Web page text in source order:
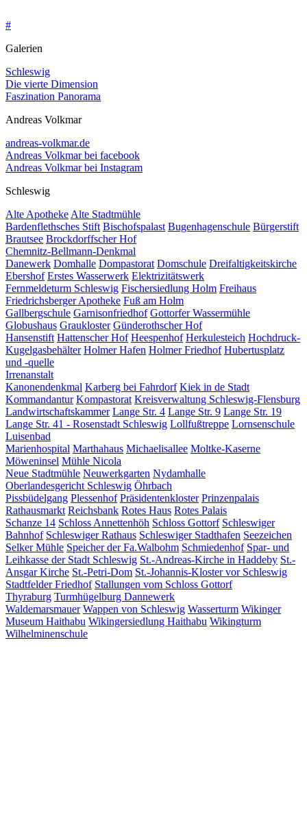
#
Galerien
Schleswig
Die vierte Dimension
Faszination Panorama
Andreas Volkmar
andreas-volkmar.de
Andreas Volkmar bei facebook
Andreas Volkmar bei Instagram
Schleswig
Alte ApothekeAlte Stadtmühle
Bardenflethsches Stift Bischofspalast Bugenhagenschule Bürgerstift
Brautsee Brockdorffscher Hof
Chemnitz-Bellmann-Denkmal
Danewerk Domhalle Dompastorat Domschule Dreifaltigkeitskirche
Ebershof Erstes Wasserwerk Elektrizitätswerk
Fernmeldeturm Schleswig Fischersiedlung Holm Freihaus
Friedrichsberger Apotheke Fuß am Holm
Gallbergschule Garnisonfriedhof Gottorfer Wassermühle
Globushaus Graukloster Günderothscher Hof
Hansenstift Hattenscher Hof Heespenhof Herkulesteich Hochdruck-
Kugelgasbehälter Holmer Hafen Holmer Friedhof Hubertusplatz
und -quelle
Irrenanstalt
Kanonendenkmal Karberg bei Fahrdorf Kiek in de Stadt
Kommandantur Kompastorat Kreisverwaltung Schleswig-Flensburg
Landwirtschaftskammer Lange Str. 4 Lange Str. 9 Lange Str. 19
Lange Str. 41 - Rosenstadt Schleswig Lollfußtreppe Lornsenschule
Luisenbad
Marienhospital Marthahaus Michaelisallee Moltke-Kaserne
Möweninsel Mühle Nicola
Neue Stadtmühle Neuwerkgarten Nydamhalle
Oberlandesgericht Schleswig Öhrbach
Pissbüdelgang Plessenhof Präsidentenkloster Prinzenpalais
Rathausmarkt Reichsbank Rotes Haus Rotes Palais
Schanze 14 Schloss Annettenhöh Schloss Gottorf Schleswiger
Bahnhof Schleswiger Rathaus Schleswiger Stadthafen Seezeichen
Selker Mühle Speicher der Fa.Walbohm Schmiedenhof Spar- und
Leihkasse der Stadt Schleswig St.-Andreas-Kirche in Haddeby St.-
Ansgar Kirche St.-Petri-Dom St.-Johannis-Kloster vor Schleswig
Stadtfelder Friedhof Stallungen vom Schloss Gottorf
Thyraburg Turmhügelburg Dannewerk
Waldemarsmauer Wappen von Schleswig Wasserturm Wikinger
Museum Haithabu Wikingersiedlung Haithabu Wikingturm
Wilhelminenschule